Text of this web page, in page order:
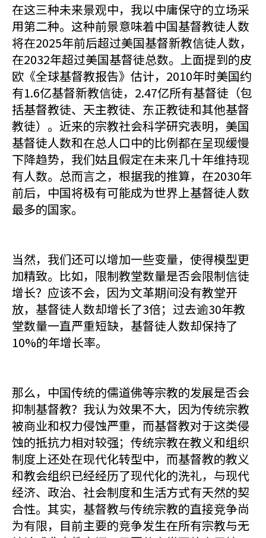
在这三种未来景观中，我以中庸保守的立场采
用第二种。这种前景意味着中国基督教徒人数
将在2025年前后超过美国基督新教信徒人数，
在2032年超过美国基督徒总数。上面提到的皮
欧《全球基督教报告》估计，2010年时美国约
有1.6亿基督新教信徒，2.47亿所有基督徒（包
括基督教徒、天主教徒、东正教徒和其他基督
教徒）。近来的宗教社会科学研究表明，美国
基督徒人数和在总人口中的比例都在呈现缓慢
下降趋势，我们姑且假定在未来几十年维持现
有人数。总而言之，根据我的推算，在2030年
前后，中国将极有可能成为世界上基督徒人数
最多的国家。
当然，我们还可以增加一些变量，使得模型更
加精致。比如，限制教堂数量是否会限制信徒
增长？应该不会，因为文革期间没有教堂开
放，基督徒人数却增长了3倍；过去逾30年教
堂数量一直严重短缺，基督徒人数却保持了
10%的年增长率。
那么，中国传统的儒道佛等宗教的发展是否会
抑制基督教？我认为效果不大，因为传统宗教
被商业和权力侵蚀严重，而基督教对于这类侵
蚀的抵抗力相对较强；传统宗教在教义和组织
制度上还处在现代化转型中，而基督教的教义
和教会组织已经经历了现代化的洗礼，与现代
经济、政治、社会制度和生活方式有天然的契
合性。其实，基督教与传统宗教的直接竞争尚
为有限，目前主要的竞争发生在所有宗教与无